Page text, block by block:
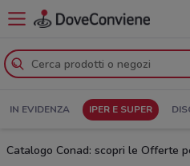
IN EVIDENZA IPER E SUPER
Catalogo Conad: scopri le Offerte